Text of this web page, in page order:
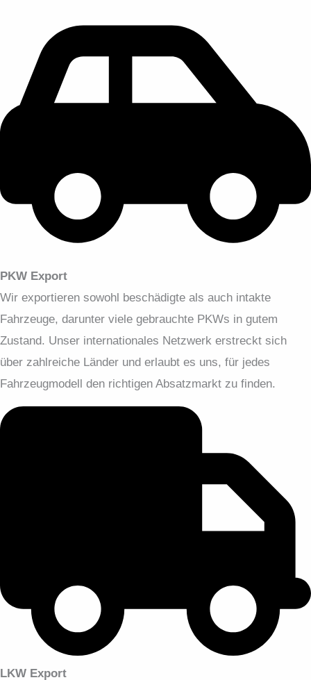
PKW Export
Wir exportieren sowohl beschädigte als auch intakte
Fahrzeuge, darunter viele gebrauchte PKWs in gutem
Zustand. Unser internationales Netzwerk erstreckt sich
über zahlreiche Länder und erlaubt es uns, für jedes
Fahrzeugmodell den richtigen Absatzmarkt zu finden.
LKW Export